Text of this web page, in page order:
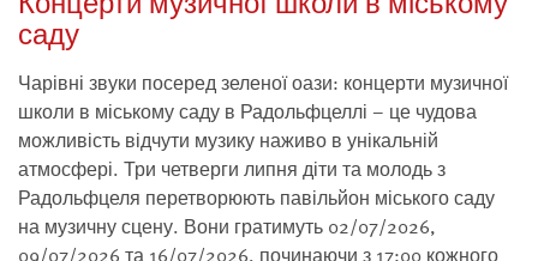
Radolfzell1200
саду
Чарівні звуки посеред зеленої оази: концерти музичної
школи в міському саду в Радольфцеллі – це чудова
можливість відчути музику наживо в унікальній
атмосфері. Три четверги липня діти та молодь з
Радольфцеля перетворюють павільйон міського саду
на музичну сцену. Вони гратимуть 02/07/2026,
09/07/2026 та 16/07/2026, починаючи з 17:00 кожного